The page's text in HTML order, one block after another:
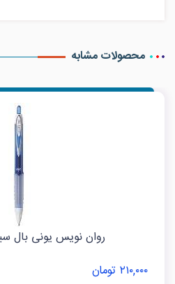
محصولات مشابه
روان نویس یونی بال
۲۱۰,۰۰۰ تومان